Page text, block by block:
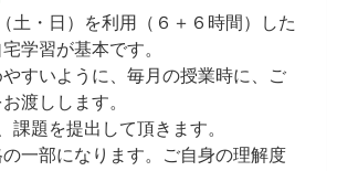
土・日）を利用（６＋６時間）した
学習が基本です。
すいように、毎月の授業時に、ご
渡しします。
課題を提出して頂きます。
一部になります。ご自身の理解度